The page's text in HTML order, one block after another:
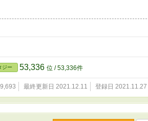
ジー 53,336 位 / 53,336件
最終更新日 2021.12.11 登録日 2021.11.27